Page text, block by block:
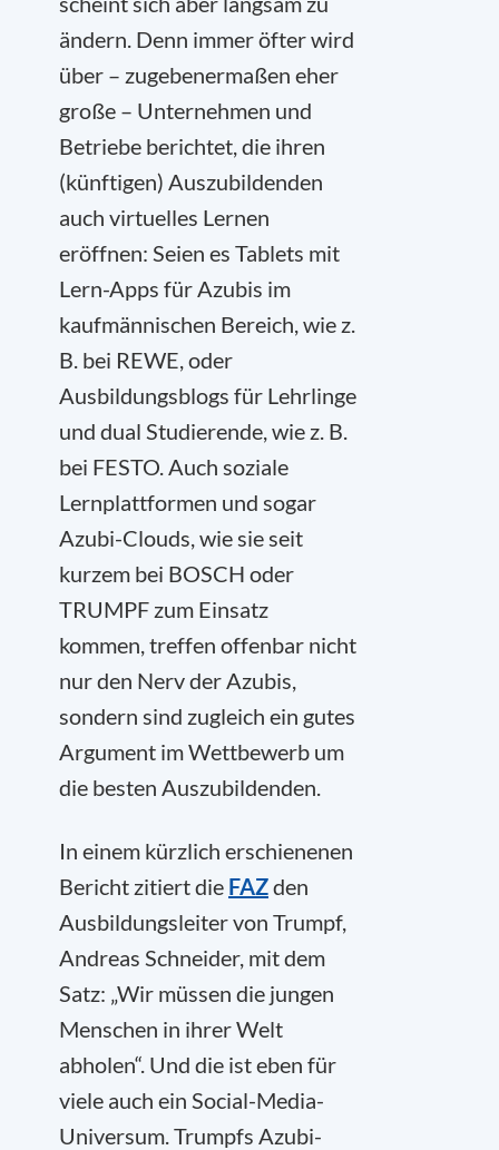
ändern. Denn immer öfter wird
über – zugebenermaßen eher
große – Unternehmen und
Betriebe berichtet, die ihren
(künftigen) Auszubildenden
auch virtuelles Lernen
eröffnen: Seien es Tablets mit
Lern-Apps für Azubis im
kaufmännischen Bereich, wie z.
B. bei REWE, oder
Ausbildungsblogs für Lehrlinge
und dual Studierende, wie z. B.
bei FESTO. Auch soziale
Lernplattformen und sogar
Azubi-Clouds, wie sie seit
kurzem bei BOSCH oder
TRUMPF zum Einsatz
kommen, treffen offenbar nicht
nur den Nerv der Azubis,
sondern sind zugleich ein gutes
Argument im Wettbewerb um
die besten Auszubildenden.
In einem kürzlich erschienenen
Bericht zitiert die FAZden
Ausbildungsleiter von Trumpf,
Andreas Schneider, mit dem
Satz: „Wir müssen die jungen
Menschen in ihrer Welt
abholen“. Und die ist eben für
viele auch ein Social-Media-
Universum. Trumpfs Azubi-